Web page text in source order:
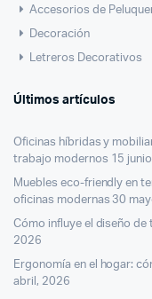
Accesorios de
Decoración
Letreros Decorativos
Últimos artículos
Oficinas híbridas y
trabajo modernos 15
Muebles eco-friendly en
oficinas modernas 30
Cómo influye el diseño
2026
Ergonomía en el hogar:
abril, 2026